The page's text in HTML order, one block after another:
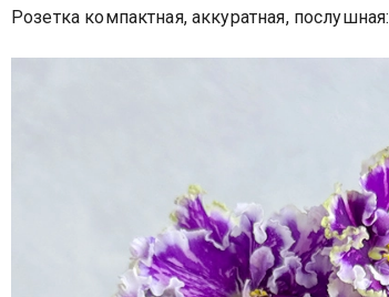
Розетка компактная, аккуратная, послушная: